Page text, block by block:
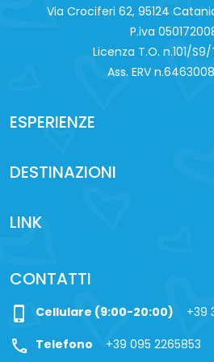
Pacchetto SILVER:
Agriturismo o Hotel 3*;
Pacchetto GOLD:
non incluse), 1 esperienza a
Via Crociferi 62, 95124
P.iva
Licenza T.O. n.101/
Ass. ERV
ESPERIENZE
DESTINAZIONI
LINK
CONTATTI
phone_iphone Cellulare (9:00-20:00) +39
call Telefono +39 095 2265853